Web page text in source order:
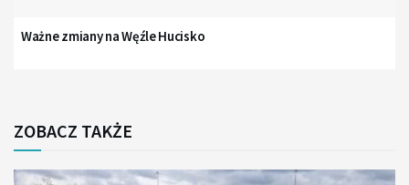
Ważne zmiany na Węźle Hucisko
ZOBACZ TAKŻE